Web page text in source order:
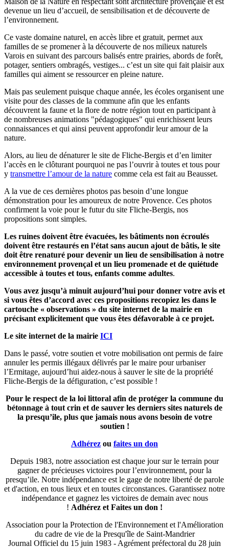
devenue un lieu d’accueil, de sensibilisation et de découverte de
l’environnement.
Ce vaste domaine naturel, en accès libre et gratuit, permet aux
familles de se promener à la découverte de nos milieux naturels
Varois en suivant des parcours balisés entre prairies, abords de forêt,
potager, sentiers ombragés, vestiges... c’est un site qui fait plaisir aux
familles qui aiment se ressourcer en pleine nature.
Mais pas seulement puisque chaque année, les écoles organisent une
visite pour des classes de la commune afin que les enfants
découvrent la faune et la flore de notre région tout en participant à
de nombreuses animations "pédagogiques" qui enrichissent leurs
connaissances et qui ainsi peuvent approfondir leur amour de la
nature.
Alors, au lieu de dénaturer le site de Fliche-Bergis et d’en limiter
l’accès en le clôturant pourquoi ne pas l’ouvrir à toutes et tous pour
y transmettre l’amour de la nature comme cela est fait au Beausset.
A la vue de ces dernières photos pas besoin d’une longue
démonstration pour les amoureux de notre Provence. Ces photos
confirment la voie pour le futur du site Fliche-Bergis, nos
propositions sont simples.
Les ruines doivent être évacuées, les bâtiments non écroulés
doivent être restaurés en l’état sans aucun ajout de bâtis, le site
doit être renaturé pour devenir un lieu de sensibilisation à notre
environnement provençal et un lieu promenade et de quiétude
accessible à toutes et tous, enfants comme adultes.
Vous avez jusqu’à minuit aujourd’hui pour donner votre avis et
si vous êtes d’accord avec ces propositions recopiez les dans le
cartouche « observations » du site internet de la mairie en
précisant explicitement que vous êtes défavorable à ce projet.
Le site internet de la mairie ICI
Dans le passé, votre soutien et votre mobilisation ont permis de faire
annuler les permis illégaux délivrés par le maire pour urbaniser
l’Ermitage, aujourd’hui aidez-nous à sauver le site de la propriété
Fliche-Bergis de la défiguration, c’est possible !
Pour le respect de la loi littoral afin de protéger la commune du
bétonnage à tout crin et de sauver les derniers sites naturels de
la presqu’ile, plus que jamais nous avons besoin de votre
soutien !
Adhérez ou faites un don
Depuis 1983, notre association est chaque jour sur le terrain pour
gagner de précieuses victoires pour l’environnement, pour la
presqu’ile. Notre indépendance est le gage de notre liberté de parole
et d'action, en tous lieux et en toutes circonstances. Garantissez notre
indépendance et gagnez les victoires de demain avec nous
! Adhérez et Faites un don !
Association pour la Protection de l'Environnement et l'Amélioration
du cadre de vie de la Presqu'île de Saint-Mandrier
Journal Officiel du 15 juin 1983 - Agrément préfectoral du 28 juin